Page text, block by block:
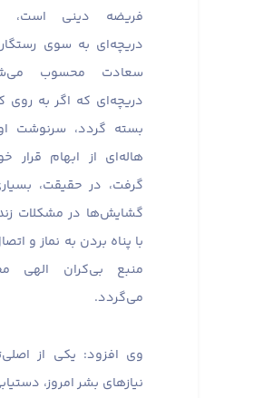
فریضه دینی است،
دریچه‌ای به سوی
سعادت محسوب
دریچه‌ای که اگر به
بسته گردد، سرنوشت
هاله‌ای از ابهام قرار
گرفت، در حقیقت،
گشایش‌ها در مشکلات
با پناه بردن به نماز و
منبع بی‌کران الهی
می‌گردد.
وی افزود: یکی از
نیازهای بشر امروز،